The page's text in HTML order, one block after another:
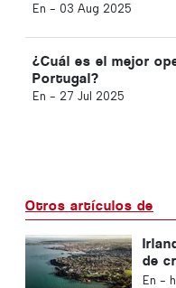
En - 03 Aug 2025
¿Cuál es el mejor
Portugal?
En - 27 Jul 2025
Otros artículos de
de
En -